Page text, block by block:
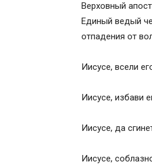
Верховный
Единый ведый
отпадения от
Иисусе, всели
Иисусе, избави
Иисусе, да
Иисусе,